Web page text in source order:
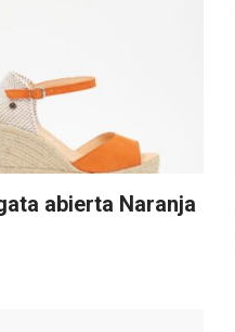
abierta Naranja